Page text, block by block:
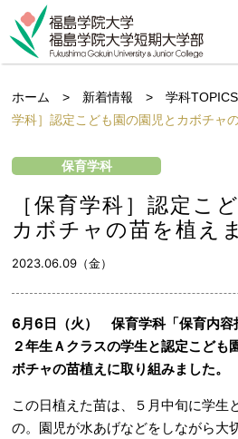
ホーム > 新着情報 >学科TOPICS
学科］認定こども園の園児とカボチャ
保育学科
［保育学科］認定こ
カボチャの苗を植え
2023.06.09（金）
6月6日（火） 保育学科「保育内容
２年生Ａクラスの学生と認定こども
ボチャの苗植えに取り組みました。
この日植えた苗は、５月中旬に学生
の。園児が水あげなどをしながら大